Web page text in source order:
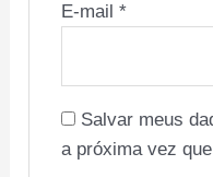
E-mail *
Salvar meus
a próxima vez